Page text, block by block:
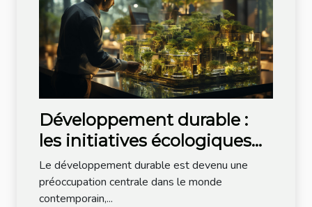
Développement durable :
les initiatives écologiques
dans la tech
Le développement durable est devenu une
préoccupation centrale dans le monde
contemporain,...